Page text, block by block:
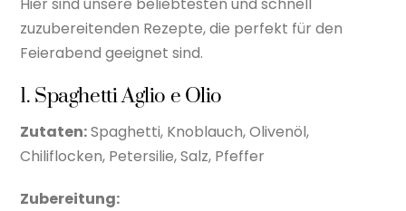
zuzubereitenden Rezepte, die perfekt für den
Feierabend geeignet sind.
1. Spaghetti Aglio e Olio
Zutaten:Spaghetti, Knoblauch, Olivenöl,
Chiliflocken, Petersilie, Salz, Pfeffer
Zubereitung: